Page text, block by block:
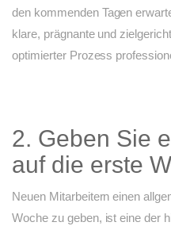
den kommenden Tagen
klare, prägnante und
optimierter Prozess
2. Geben Sie
auf die erste
Neuen Mitarbeitern einen
Woche zu geben, ist eine der